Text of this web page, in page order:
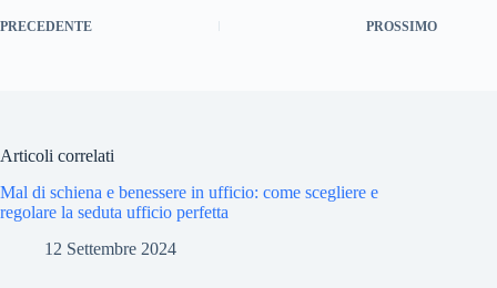
PRECEDENTE PROSSIMO
Articoli correlati
Mal di schiena e benessere in ufficio: come scegliere e
regolare la seduta ufficio perfetta
12 Settembre 2024